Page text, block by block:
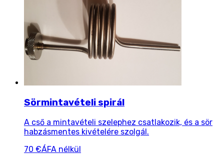
Sörmintavételi spirál
A cső a mintavételi szelephez csatlakozik, és a sör
habzásmentes kivételére szolgál.
70 €ÁFA nélkül